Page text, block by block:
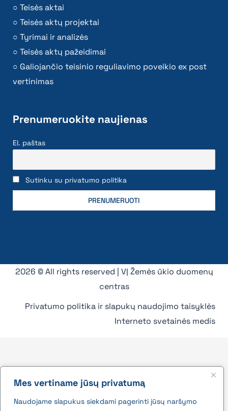
Mes vertiname jūsų privatumą
Naudojame slapukus siekdami pagerinti jūsų naršymo
Teisės aktai
Teisės aktų projektai
Tyrimai ir analizės
Teisės aktų pažeidimai
Galiojančio teisinio reguliavimo poveikio ex post
vertinimas
Prenumeruokite naujienas
El. paštas
Sutinku su privatumo politika
2026 © All rights reserved | VĮ Žemės ūkio duomenų
centras
Privatumo politika ir slapukų naudojimo taisyklės
Interneto svetainės medis